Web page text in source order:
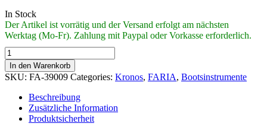
In Stock
Der Artikel ist vorrätig und der Versand erfolgt am nächsten
Werktag (Mo-Fr). Zahlung mit Paypal oder Vorkasse erforderlich.
FARIA
Staudruckanzeige
"Kronos"
(F39009)
quantity
In den Warenkorb
SKU: FA-39009 Categories: Kronos, FARIA, Bootsinstrumente
Beschreibung
Zusätzliche Information
Produktsicherheit